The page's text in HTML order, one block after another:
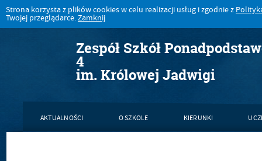
Strona korzysta z plików cookies w celu realizacji usług i zgodnie z
Twojej przeglądarce.Zamknij
Zespół Szkół
4
im. Królowej Jadwigi
AKTUALNOŚCI O SZKOLE KIERUNKI